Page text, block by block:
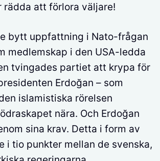
rädda att förlora väljare!
bytt uppfattning i Nato-frågan
medlemskap i den USA-ledda
tvingades partiet att krypa för
Erdoğan – som
islamistiska rörelsen
nära. Och Erdoğan
sina krav. Detta i form av
i tio punkter mellan de svenska,